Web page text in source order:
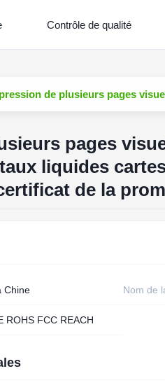
Contrôle de qualité
de plusieurs pages
pages
liquides
de la
Chine Nom de
ROHS FCC REACH